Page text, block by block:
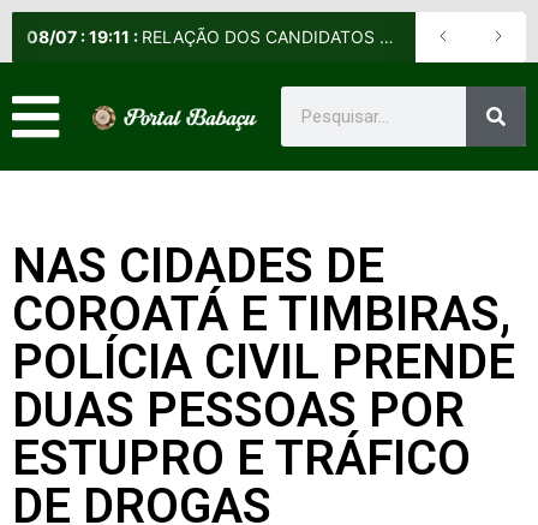
08/07 :19:11 : RELAÇÃO DOS CANDIDATOS SELECIONADOS E NÃO SELECIONADOS PARA A FASE PRESENCIAL DOS CURSOS DE APERFEIÇOAMENTO DE PRAÇAS (CAP) E DE FORMAÇÃO DE SARGENTOS (CFS) – EDITAL Nº 09/2026-DE
NAS CIDADES DE
COROATÁ E TIMBIRAS,
POLÍCIA CIVIL PRENDE
DUAS PESSOAS POR
ESTUPRO E TRÁFICO
DE DROGAS